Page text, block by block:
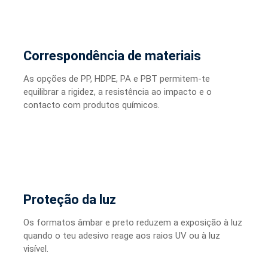
Correspondência de materiais
As opções de PP, HDPE, PA e PBT permitem-te
equilibrar a rigidez, a resistência ao impacto e o
contacto com produtos químicos.
Proteção da luz
Os formatos âmbar e preto reduzem a exposição à luz
quando o teu adesivo reage aos raios UV ou à luz
visível.